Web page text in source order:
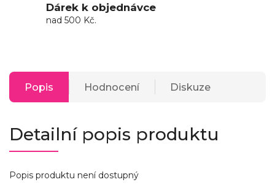
Dárek k objednávce
nad 500 Kč.
Popis Hodnocení Diskuze
Detailní popis produktu
Popis produktu není dostupný